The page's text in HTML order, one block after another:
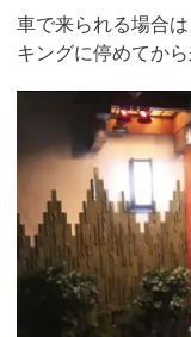
車で来られる場合
キングに停めてか